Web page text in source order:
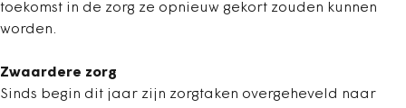
toekomst in de zorg ze opnieuw gekort zouden kunnen
worden.
Zwaardere zorg
Sinds begin dit jaar zijn zorgtaken overgeheveld naar